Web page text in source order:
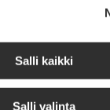
Salli kaikki
Salli valinta
ja palkkaus